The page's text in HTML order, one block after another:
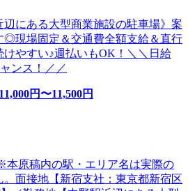
にある大型商業施設の駐車場》案
◎現場固定＆交通費全額支給＆直行
やすい♪週払いもOK！＼＼日給
ンス！／／
円〜11,500円
原稿内の駅・エリア名は実際の
面接地【新宿支社：東京都新宿区